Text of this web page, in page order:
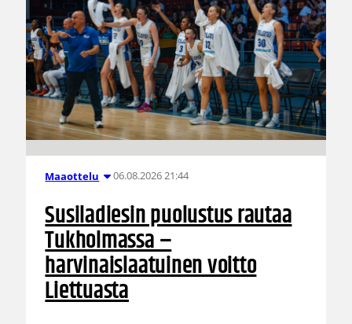
Maaottelu 06.08.2026 21:44
Susiladiesin puolustus rautaa
Tukholmassa –
harvinaislaatuinen voitto
Liettuasta